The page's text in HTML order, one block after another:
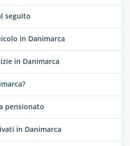
seguito
in Danimarca
in Danimarca
pensionato
in Danimarca